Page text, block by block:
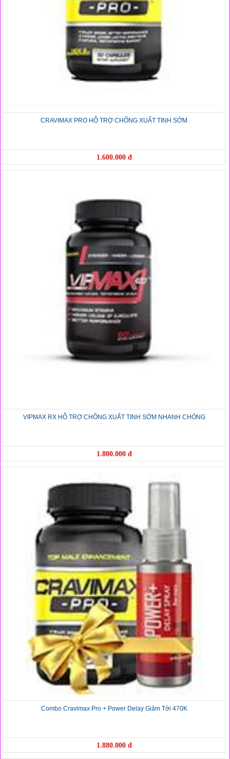
CRAVIMAX PRO HỖ TRỢ CHỐNG XUẤT TINH SỚM
1.600.000 đ
VIPMAX RX HỖ TRỢ CHỐNG XUẤT TINH SỚM NHANH CHÓNG
1.800.000 đ
Combo Cravimax Pro + Power Delay Giảm Tới 470K
1.880.000 đ